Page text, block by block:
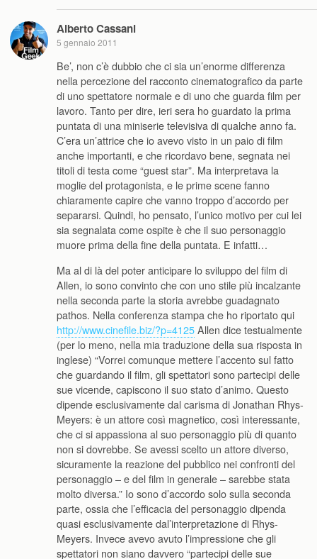
Alberto Cassani
5 gennaio 2011
Be’, non c’è dubbio che ci sia un’enorme differenza
nella percezione del racconto cinematografico da parte
di uno spettatore normale e di uno che guarda film per
lavoro. Tanto per dire, ieri sera ho guardato la prima
puntata di una miniserie televisiva di qualche anno fa.
C’era un’attrice che io avevo visto in un paio di film
anche importanti, e che ricordavo bene, segnata nei
titoli di testa come “guest star”. Ma interpretava la
moglie del protagonista, e le prime scene fanno
chiaramente capire che vanno troppo d’accordo per
separarsi. Quindi, ho pensato, l’unico motivo per cui lei
sia segnalata come ospite è che il suo personaggio
muore prima della fine della puntata. E infatti…
Ma al di là del poter anticipare lo sviluppo del film di
Allen, io sono convinto che con uno stile più incalzante
nella seconda parte la storia avrebbe guadagnato
pathos. Nella conferenza stampa che ho riportato qui
http://www.cinefile.biz/?p=4125Allen dice testualmente
(per lo meno, nella mia traduzione della sua risposta in
inglese) “Vorrei comunque mettere l’accento sul fatto
che guardando il film, gli spettatori sono partecipi delle
sue vicende, capiscono il suo stato d’animo. Questo
dipende esclusivamente dal carisma di Jonathan Rhys-
Meyers: è un attore così magnetico, così interessante,
che ci si appassiona al suo personaggio più di quanto
non si dovrebbe. Se avessi scelto un attore diverso,
sicuramente la reazione del pubblico nei confronti del
personaggio – e del film in generale – sarebbe stata
molto diversa.” Io sono d’accordo solo sulla seconda
parte, ossia che l’efficacia del personaggio dipenda
quasi esclusivamente dal’interpretazione di Rhys-
Meyers. Invece avevo avuto l’impressione che gli
spettatori non siano davvero “partecipi delle sue